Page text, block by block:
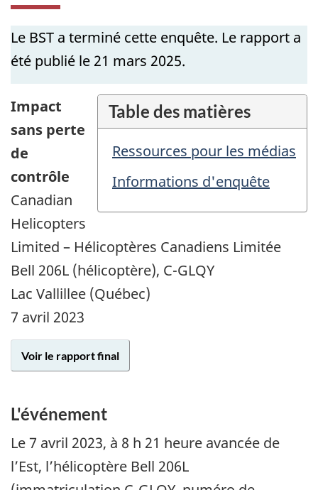
Le BST a terminé cette enquête. Le rapport a
été publié le 21 mars 2025.
Table des matières
Ressources pour les médias
Informations d'enquête
Impact
sans perte
de
contrôle
Canadian
Helicopters
Limited – Hélicoptères Canadiens Limitée
Bell 206L (hélicoptère), C-GLQY
Lac Vallillee (Québec)
7 avril 2023
Voir le rapport final
L'événement
Le 7 avril 2023, à 8 h 21 heure avancée de
l’Est, l’hélicoptère Bell 206L